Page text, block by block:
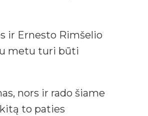
ir Ernesto Rimšelio
metu turi būti
nors ir rado šiame
to paties